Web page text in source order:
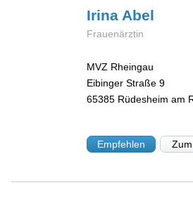
Irina Abel
Frauenärztin
MVZ Rheingau
Eibinger Straße 9
65385 Rüdesheim am
Empfehlen